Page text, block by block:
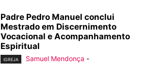
Padre Pedro Manuel conclui
Mestrado em Discernimento
Vocacional e Acompanhamento
Espiritual
IGREJA Samuel Mendonça -